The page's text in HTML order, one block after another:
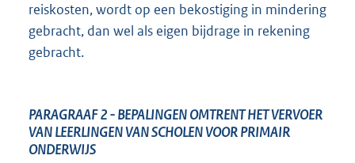
reiskosten, wordt op een bekostiging in mindering
gebracht, dan wel als eigen bijdrage in rekening
gebracht.
PARAGRAAF 2- BEPALINGEN OMTRENT HET VERVOER
VAN LEERLINGEN VAN SCHOLEN VOOR PRIMAIR
ONDERWIJS